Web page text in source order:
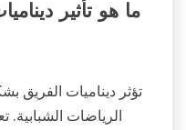
ما هو تأثير
تؤثر ديناميات الفريق
الرياضات الشبابية.